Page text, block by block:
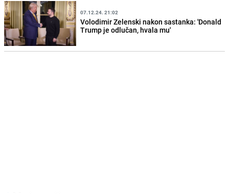
07.12.24. 21:02
Volodimir Zelenski nakon sastanka: 'Donald
Trump je odlučan, hvala mu'